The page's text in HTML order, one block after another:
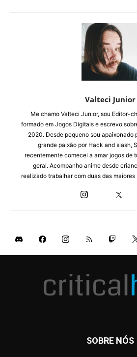
Valteci Junior
Me chamo Valteci Junior, sou Editor-
formado em Jogos Digitais e escrevo
2020. Desde pequeno sou apaixonado
grande paixão por Hack and slash,
recentemente comecei a amar jogos de
geral. Acompanho anime desde
realizado trabalhar com duas das
SOBRE NÓS